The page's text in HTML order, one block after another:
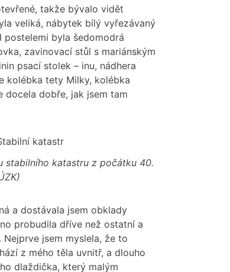
takže bývalo vidět
veliká, nábytek bílý vyřezávaný
postelemi byla šedomodrá
zavinovací stůl s mariánským
psací stolek – inu, nádhera
kolébka tety Milky, kolébka
docela dobře, jak jsem tam
stabilního katastru z počátku 40.
a dostávala jsem obklady
probudila dříve než ostatní a
jsem myslela, že to
z mého těla uvnitř, a dlouho
dlaždička, který malým